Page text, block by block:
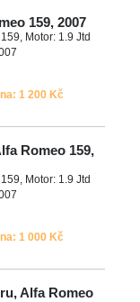
159, 2007
Motor: 1.9 Jtd
1 200 Kč
Romeo 159,
Motor: 1.9 Jtd
1 000 Kč
Alfa Romeo